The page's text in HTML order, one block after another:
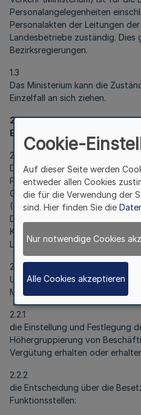
Personalangelegenheiten
Personalakten der Leitungen
Landesbetriebe zuständig.
Bezirksregierungen.
1.3
Das Ministerium kann die
Einzelfall an sich ziehen.
2
Einstellung, Eingruppierung,
2.1
Die vorbereitenden Arbeiten für
Personalentscheidungen nach §§
Geschäftsordnung der
(GOLR) erfolgen durch die in
Dienststellen. Die Vorlage an
Kommunales und an das
Landesregierung erfolgt durch
2.2
Unbeschadet der Regelungen
Ministerium vorbehalten:
2.2.1
die Einstellung und Festlegung
Höhergruppierung von
Vergütung erhalten oder
2.2.2
die Entscheidung über die
Funktionsstellen:
Cookie-
Auf dieser Seite werden
entweder allen Cookies
die für die Verwendung der
sind. Hier finden Sie die
Nur notwendige Cookies
Alle Cookies akzeptieren